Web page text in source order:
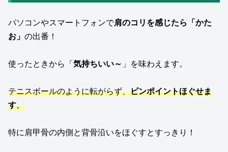
パソコンやスマートフォンで肩のコリを感じたら「かた
お」 の出番！
使ったときから「 気持ちいい～ 」を味わえます。
テニスボールのように転がらず、ピンポイントほぐせま
す。
特に肩甲骨の内側と背骨沿いをほぐすとすっきり！